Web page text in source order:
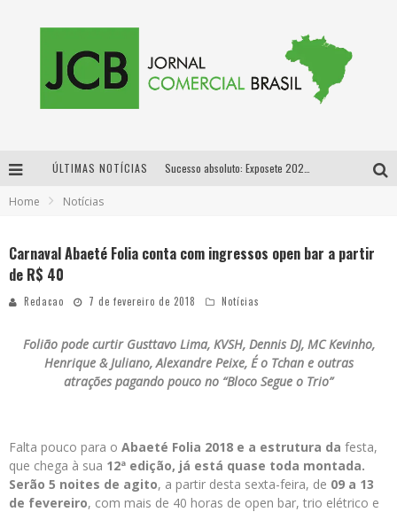
ÚLTIMAS NOTÍCIAS
Home Notícias
Carnaval Abaeté Folia conta com ingressos open bar a partir
de R$ 40
Redacao 7 de fevereiro de 2018 Notícias
Folião pode curtir Gusttavo Lima, KVSH, Dennis DJ, MC Kevinho,
Henrique & Juliano, Alexandre Peixe, É o Tchan e outras
atrações pagando pouco no “Bloco Segue o Trio”
Falta pouco para o Abaeté Folia 2018 e a estrutura da festa,
que chega à sua 12ª edição, já está quase toda montada.
Serão 5 noites de agito, a partir desta sexta-feira, de 09 a 13
de fevereiro, com mais de 40 horas de open bar, trio elétrico e